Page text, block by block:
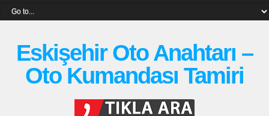
Eskişehir Oto Anahtarı –
Oto Kumandası Tamiri